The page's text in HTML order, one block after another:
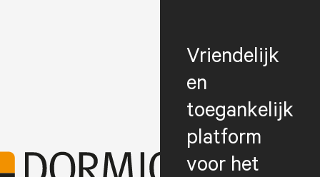
Vriendelijk
en
toegankelijk
platform
voor het